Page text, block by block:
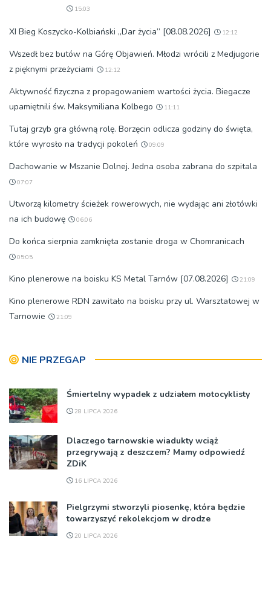
15:03
XI Bieg Koszycko-Kolbiański „Dar życia” [08.08.2026] 12:12
Wszedł bez butów na Górę Objawień. Młodzi wrócili z Medjugorie
z pięknymi przeżyciami
12:12
Aktywność fizyczna z propagowaniem wartości życia. Biegacze
upamiętnili św. Maksymiliana Kolbego
11:11
Tutaj grzyb gra główną rolę. Borzęcin odlicza godziny do święta,
które wyrosło na tradycji pokoleń
09:09
Dachowanie w Mszanie Dolnej. Jedna osoba zabrana do szpitala
07:07
Utworzą kilometry ścieżek rowerowych, nie wydając ani złotówki
na ich budowę
06:06
Do końca sierpnia zamknięta zostanie droga w Chomranicach
05:05
Kino plenerowe na boisku KS Metal Tarnów [07.08.2026] 21:09
Kino plenerowe RDN zawitało na boisku przy ul. Warsztatowej w
Tarnowie
21:09
NIE PRZEGAP
Śmiertelny wypadek z udziałem motocyklisty
28 LIPCA 2026
Dlaczego tarnowskie wiadukty wciąż
przegrywają z deszczem? Mamy odpowiedź
ZDiK
16 LIPCA 2026
Pielgrzymi stworzyli piosenkę, która będzie
towarzyszyć rekolekcjom w drodze
20 LIPCA 2026